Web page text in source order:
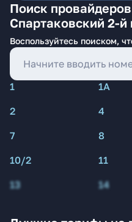
Поиск
Спартаковский 2-й
Воспользуйтесь поиском,
1 1А
2
4
7
8
10/2
11
13
14